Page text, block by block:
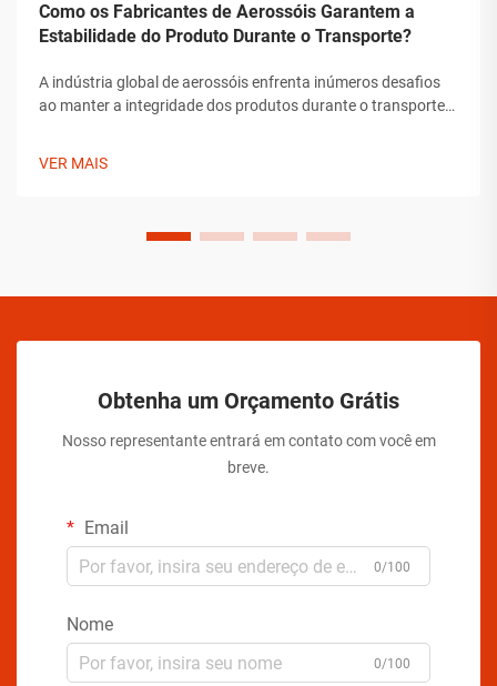
Como os Fabricantes de Aerossóis Garantem a
Estabilidade do Produto Durante o Transporte?
A indústria global de aerossóis enfrenta inúmeros desafios
ao manter a integridade dos produtos durante o transporte.
VER MAIS
Obtenha um Orçamento Grátis
Nosso representante entrará em contato com você em
breve.
Email
0/100
Nome
0/100